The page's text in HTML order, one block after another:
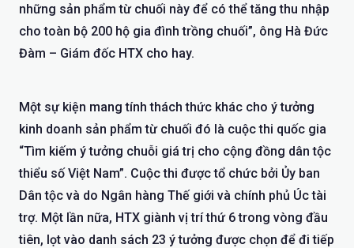
những sản phẩm từ chuối này để có thể tăng thu nhập
cho toàn bộ 200 hộ gia đình trồng chuối”, ông Hà Đức
Đàm – Giám đốc HTX cho hay.
Một sự kiện mang tính thách thức khác cho ý tưởng
kinh doanh sản phẩm từ chuối đó là cuộc thi quốc gia
“Tìm kiếm ý tưởng chuỗi giá trị cho cộng đồng dân tộc
thiểu số Việt Nam”. Cuộc thi được tổ chức bởi Ủy ban
Dân tộc và do Ngân hàng Thế giới và chính phủ Úc tài
trợ. Một lần nữa, HTX giành vị trí thứ 6 trong vòng đầu
tiên, lọt vào danh sách 23 ý tưởng được chọn để đi tiếp